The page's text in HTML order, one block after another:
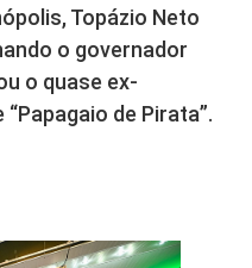
Topázio Neto
o governador
o quase ex-
de Pirata”.